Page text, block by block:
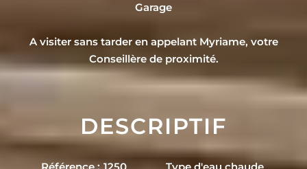
Garage
A visiter sans tarder en appelant Myriame, votre
Conseillère de proximité.
DESCRIPTIF